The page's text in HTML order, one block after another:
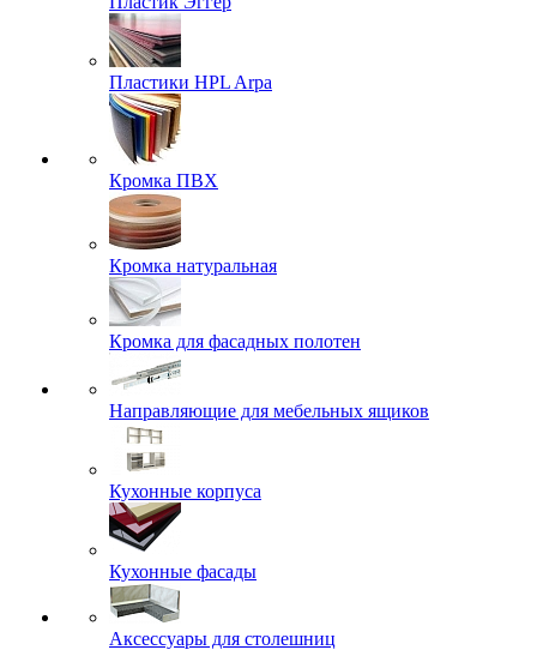
Пластики HPL Arpa
Кромка ПВХ
Кромка натуральная
Кромка для фасадных полотен
Направляющие для мебельных ящиков
Кухонные корпуса
Кухонные фасады
Аксессуары для столешниц